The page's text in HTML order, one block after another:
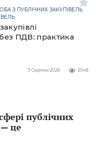
ПДВ: практика
З ПУБЛІЧНИХ ЗАКУПІВЕЛЬ
2548
3 Серпня 2026
публічних
— це